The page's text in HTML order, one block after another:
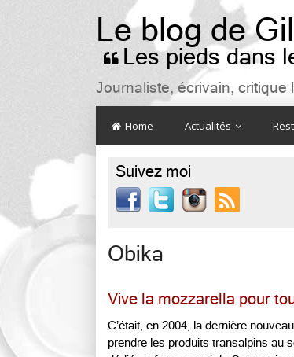
Le blog de
 Les pieds dans
Journaliste, écrivain,
Home Actualités
Suivez moi

Obika
Vive la mozzarella pour
C’était, en 2004, la dernière
prendre les produits transalpins au